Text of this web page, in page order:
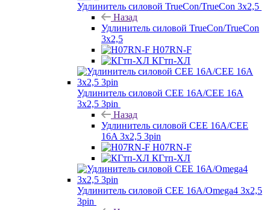
Удлинитель силовой TrueCon/TrueCon 3х2,5
Назад
Удлинитель силовой TrueCon/TrueCon
3х2,5
H07RN-F
КГтп-ХЛ
Удлинитель силовой CEE 16A/CEE 16A
3х2,5 3pin
Назад
Удлинитель силовой CEE 16A/CEE
16A 3х2,5 3pin
H07RN-F
КГтп-ХЛ
Удлинитель силовой CEE 16A/Omega4 3х2,5
3pin